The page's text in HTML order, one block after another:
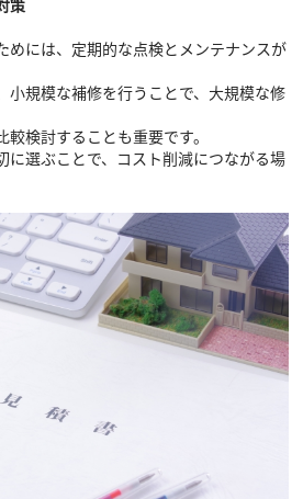
めには、定期的な点検とメンテナンスが
小規模な補修を行うことで、大規模な修
検討することも重要です。
に選ぶことで、コスト削減につながる場